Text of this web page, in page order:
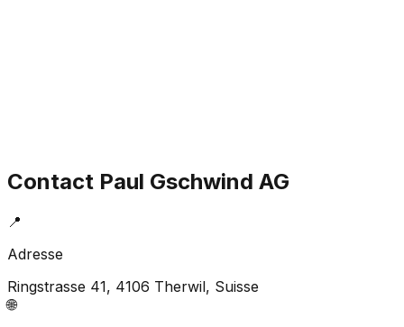
Contact Paul Gschwind AG
📍
Adresse
Ringstrasse 41, 4106 Therwil, Suisse
🌐